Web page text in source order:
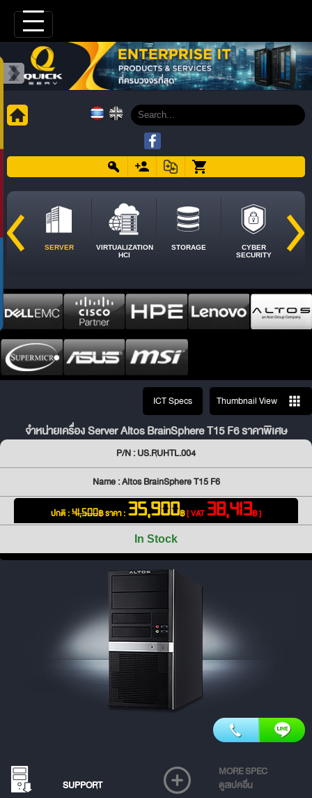
SERVER
VIRTUALIZATION
HCI
STORAGE
CYBER
SECURITY
ICT Specs Thumbnail View
จำหน่ายเครื่อง Server Altos BrainSphere T15 F6 ราคาพิเศษ
P/N : US.RUHTL.004
Name : Altos BrainSphere T15 F6
ปกติ : 41,500฿ราคา : 35,900฿[ VAT38,413฿ ]
In Stock
SUPPORT
MORE SPEC
ดูสเปคอื่น